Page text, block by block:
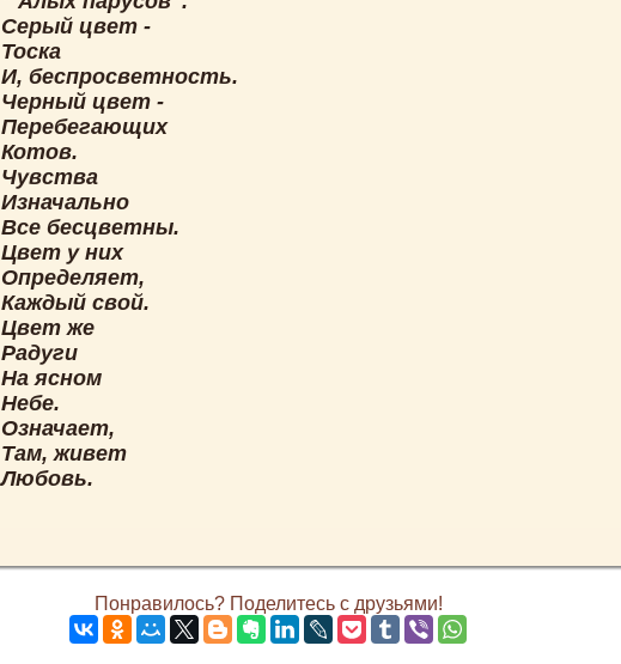
Серый цвет -
Тоска
И, беспросветность.
Черный цвет -
Перебегающих
Котов.
Чувства
Изначально
Все бесцветны.
Цвет у них
Определяет,
Каждый свой.
Цвет же
Радуги
На ясном
Небе.
Означает,
Там, живет
Любовь.
Понравилось? Поделитесь с друзьями!